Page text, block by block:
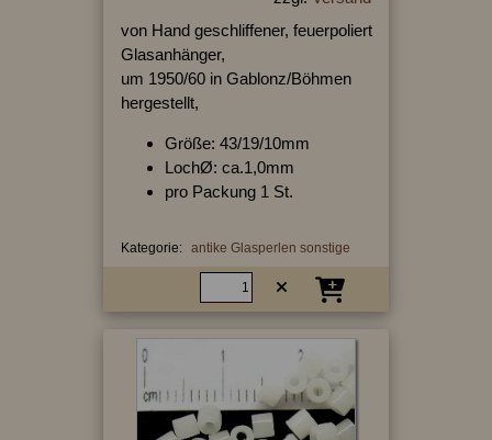
von Hand geschliffener, feuerpoliert
Glasanhänger,
um 1950/60 in Gablonz/Böhmen
hergestellt,
Größe: 43/19/10mm
LochØ: ca.1,0mm
pro Packung 1 St.
Kategorie: antike Glasperlen sonstige